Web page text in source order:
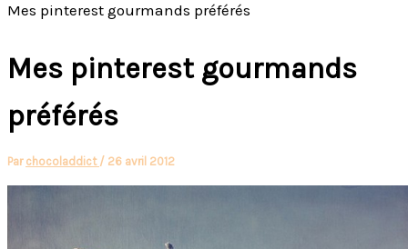
Mes pinterest gourmands préférés
Mes pinterest gourmands
préférés
Par chocoladdict / 26 avril 2012